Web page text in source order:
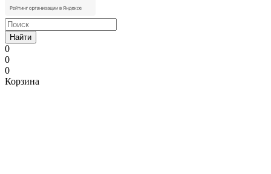
Найти
0
0
0
Корзина